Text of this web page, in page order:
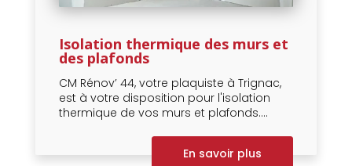
Isolation thermique des murs et
des plafonds
CM Rénov’ 44, votre plaquiste à Trignac,
est à votre disposition pour l'isolation
thermique de vos murs et plafonds....
En savoir plus